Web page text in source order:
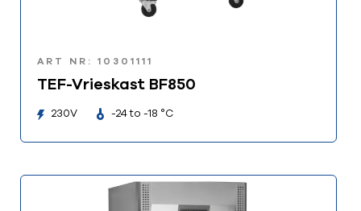
ART NR: 10301111
TEF-Vrieskast BF850
230V -24 to -18 °C